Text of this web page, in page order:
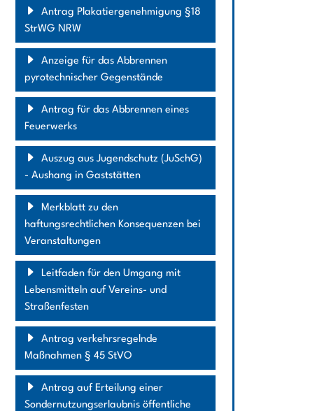
Antrag Plakatiergenehmigung §18
StrWG NRW
Anzeige für das Abbrennen
pyrotechnischer Gegenstände
Antrag für das Abbrennen eines
Feuerwerks
Auszug aus Jugendschutz (JuSchG)
- Aushang in Gaststätten
Merkblatt zu den
haftungsrechtlichen Konsequenzen bei
Veranstaltungen
Leitfaden für den Umgang mit
Lebensmitteln auf Vereins- und
Straßenfesten
Antrag verkehrsregelnde
Maßnahmen § 45 StVO
Antrag auf Erteilung einer
Sondernutzungserlaubnis öffentliche